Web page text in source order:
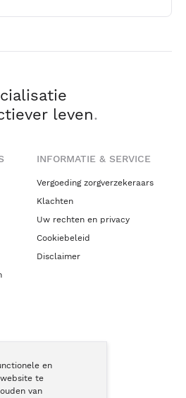
en
te
van
leven.
INFORMATIE & SERVICE
Vergoeding zorgverzekeraars
Klachten
Uw rechten en privacy
Cookiebeleid
Disclaimer